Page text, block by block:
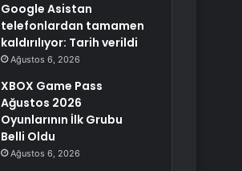
Google Asistan
telefonlardan tamamen
kaldırılıyor: Tarih verildi
Ağustos 6, 2026
XBOX Game Pass
Ağustos 2026
Oyunlarının İlk Grubu
Belli Oldu
Ağustos 6, 2026